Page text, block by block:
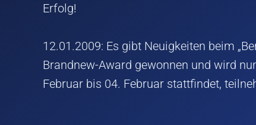
Erfolg!
12.01.2009: Es gibt Neuigkeiten beim
Brandnew-Award gewonnen und wird
Februar bis 04. Februar stattfindet,